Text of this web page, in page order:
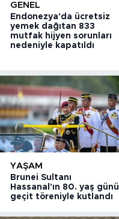
GENEL
Endonezya'da ücretsiz
yemek dağıtan 833
mutfak hijyen sorunları
nedeniyle kapatıldı
YAŞAM
Brunei Sultanı
Hassanal'ın 80. yaş günü
geçit töreniyle kutlandı